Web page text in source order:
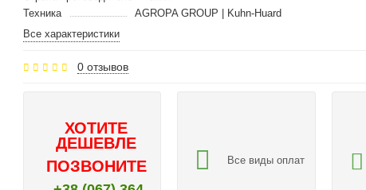
Техника
AGROPA GROUP | Kuhn-Huard
Все характеристики
0 отзывов
ХОТИТЕ
ДЕШЕВЛЕ
ПОЗВОНИТЕ
Все виды оплат